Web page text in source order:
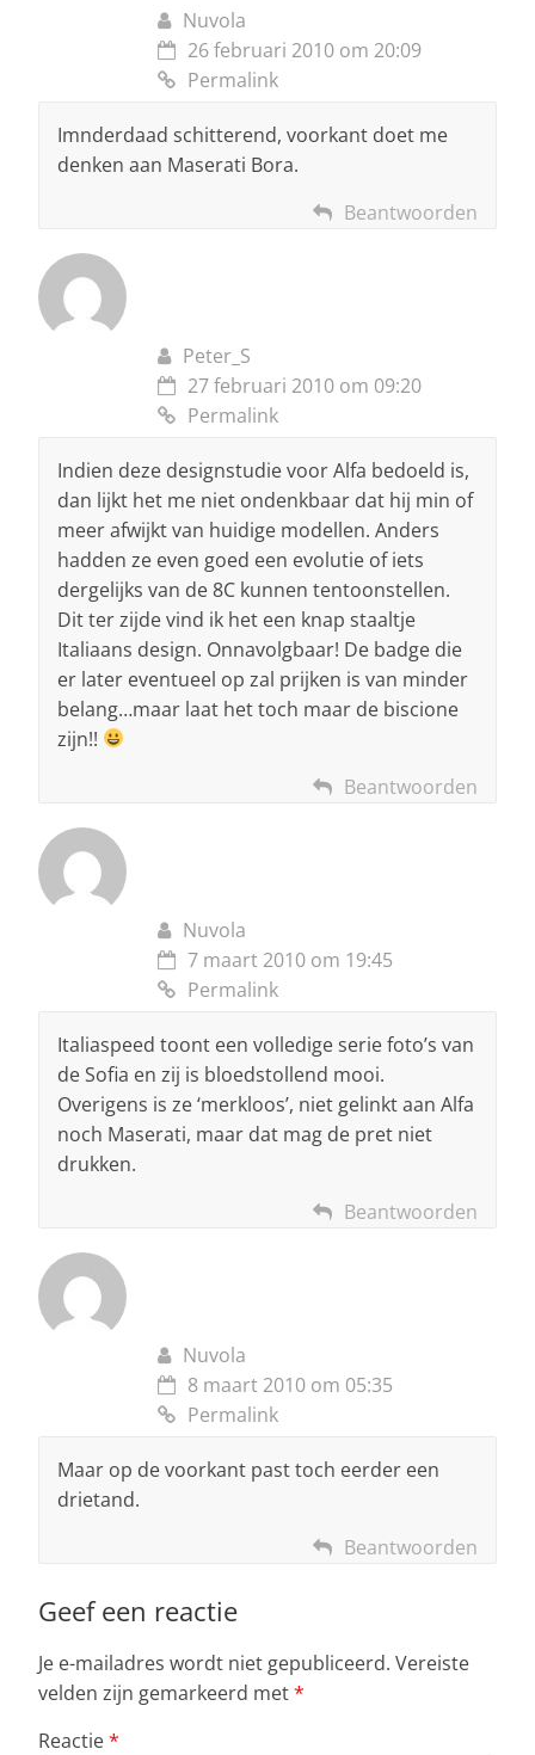
Nuvola
26 februari 2010 om 20:09
Permalink
Imnderdaad schitterend, voorkant doet me
denken aan Maserati Bora.
Beantwoorden
Peter_S
27 februari 2010 om 09:20
Permalink
Indien deze designstudie voor Alfa bedoeld is,
dan lijkt het me niet ondenkbaar dat hij min of
meer afwijkt van huidige modellen. Anders
hadden ze even goed een evolutie of iets
dergelijks van de 8C kunnen tentoonstellen.
Dit ter zijde vind ik het een knap staaltje
Italiaans design. Onnavolgbaar! De badge die
er later eventueel op zal prijken is van minder
belang…maar laat het toch maar de biscione
zijn!!
Beantwoorden
Nuvola
7 maart 2010 om 19:45
Permalink
Italiaspeed toont een volledige serie foto’s van
de Sofia en zij is bloedstollend mooi.
Overigens is ze ‘merkloos’, niet gelinkt aan Alfa
noch Maserati, maar dat mag de pret niet
drukken.
Beantwoorden
Nuvola
8 maart 2010 om 05:35
Permalink
Maar op de voorkant past toch eerder een
drietand.
Beantwoorden
Geef een reactie
Je e-mailadres wordt niet gepubliceerd. Vereiste
velden zijn gemarkeerd met*
Reactie*